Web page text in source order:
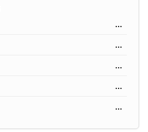
...
...
...
...
...